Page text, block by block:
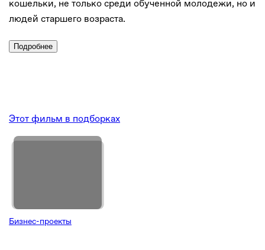
кошельки, не только среди обученной молодежи, но и
людей старшего возраста.
Подробнее
Этот фильм в подборках
Бизнес-проекты